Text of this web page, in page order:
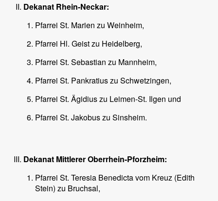
Dekanat Rhein-Neckar:
Pfarrei St. Marien zu Weinheim,
Pfarrei Hl. Geist zu Heidelberg,
Pfarrei St. Sebastian zu Mannheim,
Pfarrei St. Pankratius zu Schwetzingen,
Pfarrei St. Ägidius zu Leimen-St. Ilgen und
Pfarrei St. Jakobus zu Sinsheim.
Dekanat Mittlerer Oberrhein-Pforzheim:
Pfarrei St. Teresia Benedicta vom Kreuz (Edith
Stein) zu Bruchsal,